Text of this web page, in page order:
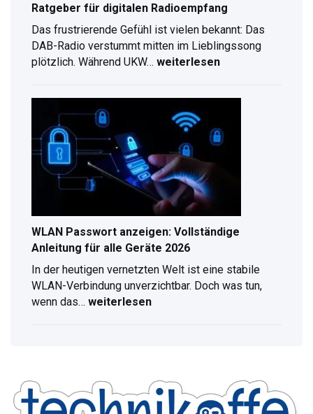
Ratgeber für digitalen Radioempfang
Das frustrierende Gefühl ist vielen bekannt: Das
DAB-Radio verstummt mitten im Lieblingssong
plötzlich. Während UKW…
Kompletter
Ratgeber
für
digitalen
Radioempfang
weiterlesen
WLAN Passwort anzeigen: Vollständige
Anleitung für alle Geräte 2026
In der heutigen vernetzten Welt ist eine stabile
WLAN-Verbindung unverzichtbar. Doch was tun,
wenn das…
für
alle
Geräte
weiterlesen